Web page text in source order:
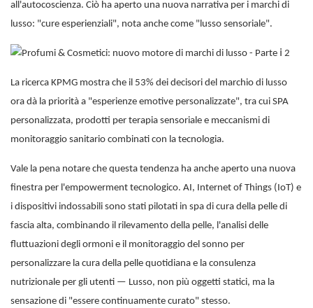
all'autocoscienza. Ciò ha aperto una nuova narrativa per i marchi di
lusso: "cure esperienziali", nota anche come "lusso sensoriale".
La ricerca KPMG mostra che il 53% dei decisori del marchio di lusso
ora dà la priorità a "esperienze emotive personalizzate", tra cui SPA
personalizzata, prodotti per terapia sensoriale e meccanismi di
monitoraggio sanitario combinati con la tecnologia.
Vale la pena notare che questa tendenza ha anche aperto una nuova
finestra per l'empowerment tecnologico. AI, Internet of Things (IoT) e
i dispositivi indossabili sono stati pilotati in spa di cura della pelle di
fascia alta, combinando il rilevamento della pelle, l'analisi delle
fluttuazioni degli ormoni e il monitoraggio del sonno per
personalizzare la cura della pelle quotidiana e la consulenza
nutrizionale per gli utenti — Lusso, non più oggetti statici, ma la
sensazione di "essere continuamente curato" stesso.